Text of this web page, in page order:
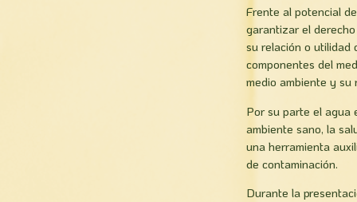
Frente al potencial
garantizar el
su relación o utilidad
componentes del
medio ambiente y su
Por su parte el agua
ambiente sano, la
una herramienta
de contaminación.
Durante la